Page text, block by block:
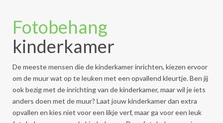
Fotobehang
kinderkamer
De meeste mensen die de kinderkamer inrichten, kiezen ervoor
om de muur wat op te leuken met een opvallend kleurtje. Ben jij
ook bezig met de inrichting van de kinderkamer, maar wil je iets
anders doen met de muur? Laat jouw kinderkamer dan extra
opvallen en kies niet voor een likje verf, maar ga voor een leuk